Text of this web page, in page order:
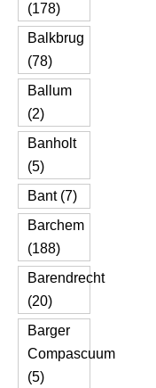
(178)
Balkbrug
(78)
Ballum
(2)
Banholt
(5)
Bant (7)
Barchem
(188)
Barendrecht
(20)
Barger
Compascuum
(5)